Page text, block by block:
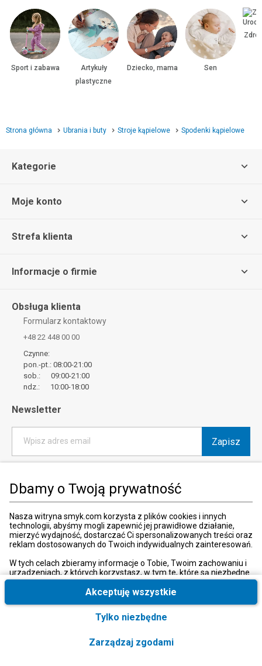
Dbamy o Twoją prywatność
Nasza witryna smyk.com korzysta z plików cookies i innych
technologii, abyśmy mogli zapewnić jej prawidłowe działanie,
mierzyć wydajność, dostarczać Ci spersonalizowanych treści oraz
reklam dostosowanych do Twoich indywidualnych zainteresowań.
W tych celach zbieramy informacje o Tobie, Twoim zachowaniu i
urządzeniach, z których korzystasz, w tym te, które są niezbędne
do prawidłowego funkcjonowania strony internetowej smyk.com.
Te niezbędne pliki cookies możesz wyłączyć zmieniając
wykorzystujemy dodatkowe pliki cookies oraz konwersje
rozszerzone w celu uzyskiwania dostępu, analizowania i
Zarządzaj zgodami
Tylko niezbędne
Akceptuję wszystkie
Sport i zabawa
Artykuły
plastyczne
Dziecko, mama Sen
Strona główna Ubrania i buty Stroje kąpielowe Spodenki kąpielowe
Kategorie
Moje konto
Strefa klienta
Informacje o firmie
Obsługa klienta
Formularz kontaktowy
+48 22 448 00 00
Czynne:
pon.-pt.: 08:00-21:00
sob.: 09:00-21:00
ndz.: 10:00-18:00
Newsletter
Wpisz adres email Zapisz
produktach i usługach oraz promocjach i zniżkach oferowanych
przez SMYK sp. z o.o., za pośrednictwem środków komunikacji
W każdej chwili możesz z łatwością cofnąć wyrażone zgody.
więcej
Kraj i język:Polska (Poland)
© 2026, SMYK sp. z o.o.